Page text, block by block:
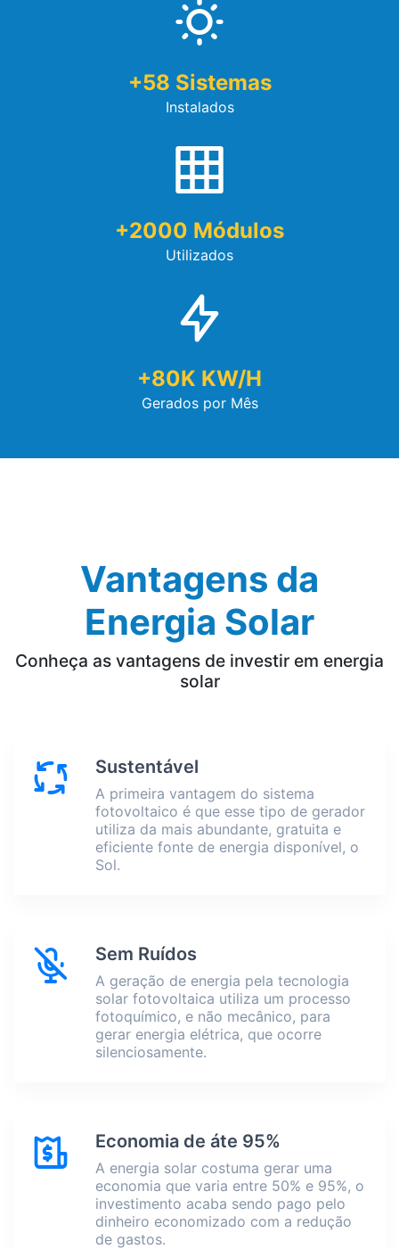
+58 Sistemas
Instalados
+2000 Módulos
Utilizados
+80K KW/h
Gerados por Mês
Vantagens da
Energia Solar
Conheça as vantagens de investir em energia
solar
Sustentável
A primeira vantagem do sistema
fotovoltaico é que esse tipo de gerador
utiliza da mais abundante, gratuita e
eficiente fonte de energia disponível, o
Sol.
Sem Ruídos
A geração de energia pela tecnologia
solar fotovoltaica utiliza um processo
fotoquímico, e não mecânico, para
gerar energia elétrica, que ocorre
silenciosamente.
Economia de áte 95%
A energia solar costuma gerar uma
economia que varia entre 50% e 95%, o
investimento acaba sendo pago pelo
dinheiro economizado com a redução
de gastos.